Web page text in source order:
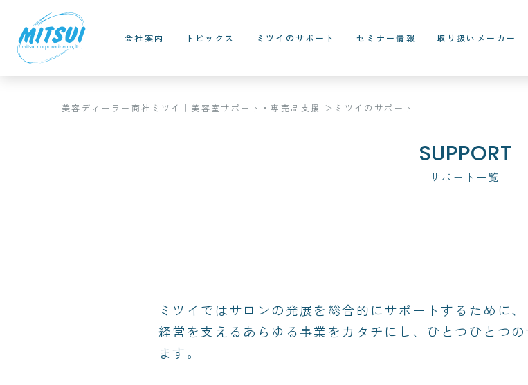
会社案内 トピックス ミツイのサポート セミナー情報 取り扱いメーカー
美容ディーラー商社ミツイ｜美容室サポート・専売品支援 ミツイのサポート
SUPPORT
サポート一覧
ミツイではサロンの発展を総合的にサポートするために、
経営を支えるあらゆる事業をカタチにし、ひとつひとつ
ます。